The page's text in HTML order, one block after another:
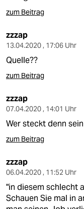
zum Beitrag
zzzap
13.04.2020 , 17:06 Uhr
Quelle??
zum Beitrag
zzzap
07.04.2020 , 14:01 Uhr
Wer steckt denn
zum Beitrag
zzzap
06.04.2020 , 11:52 Uhr
"in diesem schlecht
Schauen Sie mal in